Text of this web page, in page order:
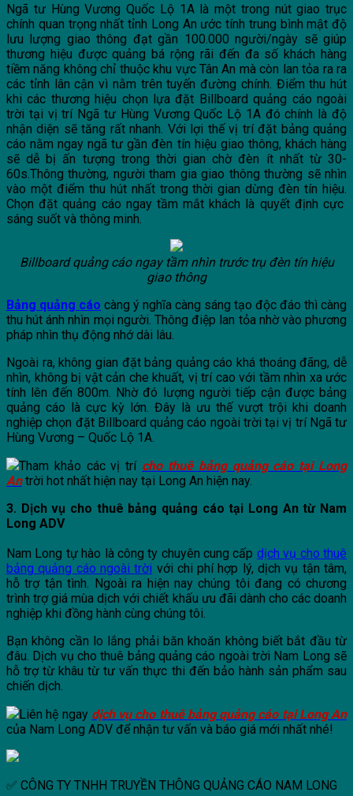
Ngã tư Hùng Vương Quốc Lộ 1A là một trong nút giao trục
chính quan trọng nhất tỉnh Long An ước tính trung bình mật độ
lưu lượng giao thông đạt gần 100.000 người/ngày sẽ giúp
thương hiệu được quảng bá rộng rãi đến đa số khách hàng
tiềm năng không chỉ thuộc khu vực Tân An mà còn lan tỏa ra ra
các tỉnh lân cận vì nằm trên tuyến đường chính. Điểm thu hút
khi các thương hiệu chọn lựa đặt Billboard quảng cáo ngoài
trời tại vị trí Ngã tư Hùng Vương Quốc Lộ 1A đó chính là độ
nhận diện sẽ tăng rất nhanh. Với lợi thế vị trí đặt bảng quảng
cáo nằm ngay ngã tư gần đèn tín hiệu giao thông, khách hàng
sẽ dễ bị ấn tượng trong thời gian chờ đèn ít nhất từ 30-
60s.Thông thường, người tham gia giao thông thường sẽ nhìn
vào một điểm thu hút nhất trong thời gian dừng đèn tín hiệu.
Chọn đặt quảng cáo ngay tầm mắt khách là quyết định cực
sáng suốt và thông minh.
Billboard quảng cáo ngay tầm nhìn trước trụ đèn tín hiệu
giao thông
Bảng quảng cáo càng ý nghĩa càng sáng tạo độc đáo thì càng
thu hút ánh nhìn mọi người. Thông điệp lan tỏa nhờ vào phương
pháp nhìn thụ động nhớ dài lâu.
Ngoài ra, không gian đặt bảng quảng cáo khá thoáng đãng, dễ
nhìn, không bị vật cản che khuất, vị trí cao với tầm nhìn xa ước
tính lên đến 800m. Nhờ đó lượng người tiếp cận được bảng
quảng cáo là cực kỳ lớn. Đây là ưu thế vượt trội khi doanh
nghiệp chọn đặt Billboard quảng cáo ngoài trời tại vị trí Ngã tư
Hùng Vương – Quốc Lộ 1A.
Tham khảo các vị trí cho thuê bảng quảng cáo tại Long
Antrời hot nhất hiện nay tại Long An hiện nay.
3. Dịch vụ cho thuê bảng quảng cáo tại Long An từ Nam
Long ADV
Nam Long tự hào là công ty chuyên cung cấp dịch vụ cho thuê
bảng quảng cáo ngoài trời với chi phí hợp lý, dịch vụ tận tâm,
hỗ trợ tận tình. Ngoài ra hiện nay chúng tôi đang có chương
trình trợ giá mùa dịch với chiết khấu ưu đãi dành cho các doanh
nghiệp khi đồng hành cùng chúng tôi.
Bạn không cần lo lắng phải băn khoăn không biết bắt đầu từ
đâu. Dịch vụ cho thuê bảng quảng cáo ngoài trời Nam Long sẽ
hỗ trợ từ khâu từ tư vấn thực thi đến bảo hành sản phẩm sau
chiến dịch.
Liên hệ ngay dịch vụ cho thuê bảng quảng cáo tại Long An
của Nam Long ADV để nhận tư vấn và báo giá mới nhất nhé!
✅ CÔNG TY TNHH TRUYỀN THÔNG QUẢNG CÁO NAM LONG